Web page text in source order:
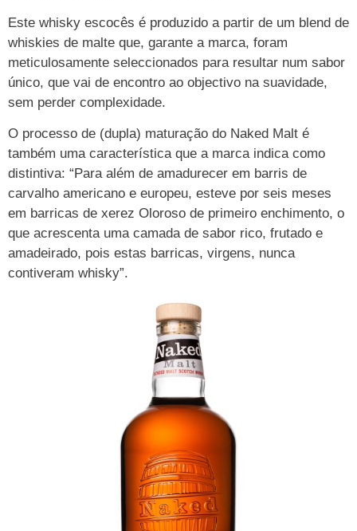
Este whisky escocês é produzido a partir de um blend de
whiskies de malte que, garante a marca, foram
meticulosamente seleccionados para resultar num sabor
único, que vai de encontro ao objectivo na suavidade,
sem perder complexidade.
O processo de (dupla) maturação do Naked Malt é
também uma característica que a marca indica como
distintiva: “Para além de amadurecer em barris de
carvalho americano e europeu, esteve por seis meses
em barricas de xerez Oloroso de primeiro enchimento, o
que acrescenta uma camada de sabor rico, frutado e
amadeirado, pois estas barricas, virgens, nunca
contiveram whisky”.